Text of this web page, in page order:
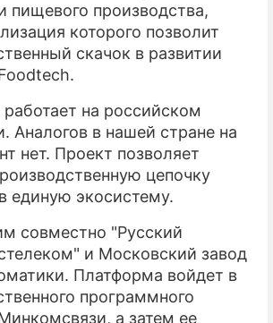
пищевого производства,
которого позволит
скачок в развитии
на российском
Аналогов в нашей стране на
нет. Проект позволяет
цепочку
единую экосистему.
совместно "Русский
и Московский завод
Платформа войдет в
программного
а затем ее